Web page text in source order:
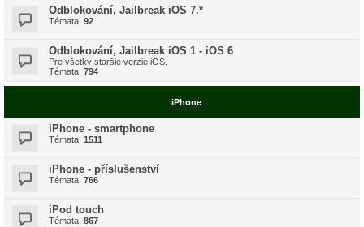
Odblokování, Jailbreak iOS 7.*
Témata: 92
Odblokování, Jailbreak iOS 1 - iOS 6
Pre všetky staršie verzie iOS.
Témata: 794
iPhone
iPhone - smartphone
Témata: 1511
iPhone - příslušenství
Témata: 766
iPod touch
Témata: 867